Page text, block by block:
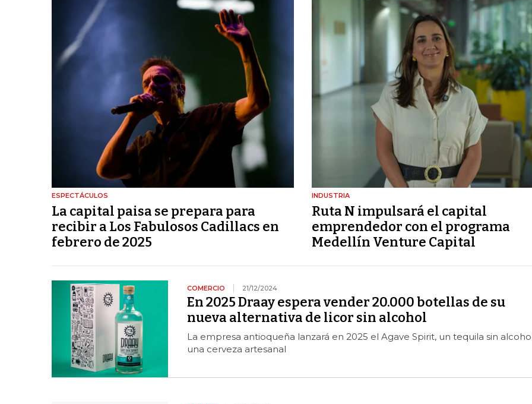
ESPECTÁCULOS
La capital paisa se prepara para
recibir a Los Fabulosos Cadillacs en
febrero de 2025
INDUSTRIA
Ruta N impulsará el capital
emprendedor con el programa
Medellín Venture Capital
COMERCIO 21/12/2024
En 2025 Draay espera vender 20.000 botellas de su
nueva alternativa de licor sin alcohol
La empresa antioqueña lanzará en 2025 el Agave Spirit, un tequila sin
una cerveza artesanal